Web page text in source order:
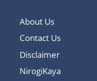
About Us
Contact Us
Disclaimer
NirogiKaya